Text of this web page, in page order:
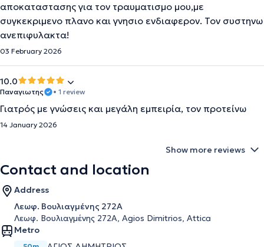
αποκαταστασης για τον τραυματισμο μου,με
συγκεκριμενο πλανο και γνησιο ενδιαφερον. Τον συστηνω
ανεπιφυλακτα!
03 February 2026
10.0
Παναγιωτης • 1 review
Γιατρός με γνώσεις και μεγάλη εμπειρία, τον προτείνω
14 January 2026
Show more reviews
Contact and location
Address
Λεωφ. Βουλιαγμένης 272A
Λεωφ. Βουλιαγμένης 272A, Agios Dimitrios, Attica
Metro